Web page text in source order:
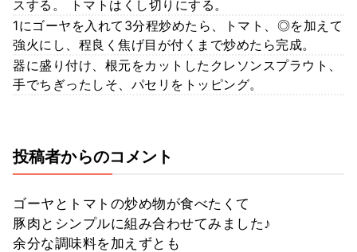
スする。 トマトはくし切りにする。
1にゴーヤを入れて3分程炒めたら、トマト、◎を加えて
強火にし、程良く焦げ目が付くまで炒めたら完成。
器に盛り付け、根元をカットしたクレソンスプラウト、
手でちぎったしそ、パセリをトッピング。
投稿者からのコメント
ゴーヤとトマトの炒め物が食べたくて
豚肉とシンプルに組み合わせてみました♪
余分な調味料を加えずとも